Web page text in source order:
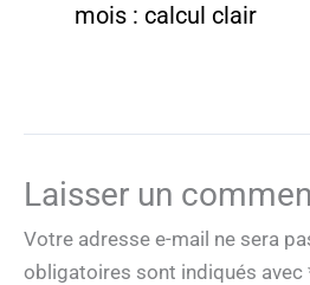
mois : calcul clair
Laisser un
Votre adresse e-mail ne sera
obligatoires sont indiqués avec